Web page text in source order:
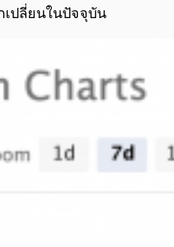
เปลี่ยนในปัจจุบัน